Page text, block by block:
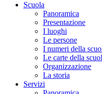
Scuola
Panoramica
Presentazione
I luoghi
Le persone
I numeri della
Le carte della
Organizzazione
La storia
Servizi